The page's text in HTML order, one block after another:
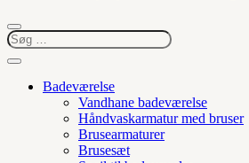
Badeværelse
Vandhane badeværelse
Håndvaskarmatur med bruser
Brusearmaturer
Brusesæt